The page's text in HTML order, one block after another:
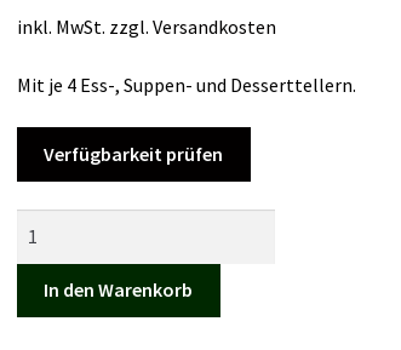
inkl. MwSt. zzgl. Versandkosten
Mit je 4 Ess-, Suppen- und Desserttellern.
Verfügbarkeit prüfen
Amalfi,
12-
In den Warenkorb